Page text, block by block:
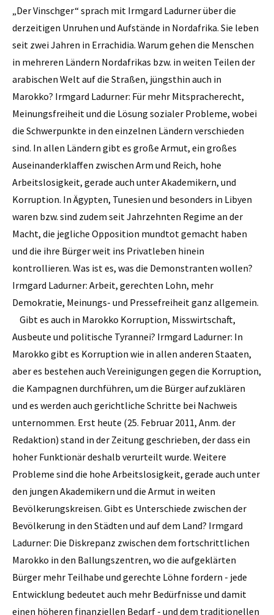
„Der Vinschger“ sprach mit Irmgard Ladurner über die
derzeitigen ­Unruhen und Aufstände in Nordafrika. Sie leben
seit zwei Jahren in ­Errachidia. Warum gehen die Menschen
in mehreren Ländern Nord­afrikas bzw. in weiten Teilen der
arabischen Welt auf die Straßen, jüngsthin auch in
Marokko? Irmgard Ladurner: Für mehr Mitspracherecht,
Meinungsfreiheit und die Lösung sozialer Probleme, wobei
die Schwerpunkte in den einzelnen Ländern verschieden
sind. In allen Ländern gibt es große Armut, ein großes
Auseinanderklaffen zwischen Arm und Reich, hohe
Arbeitslosigkeit, gerade auch unter Akademikern, und
Korruption. In Ägypten, Tunesien und besonders in Libyen
waren bzw. sind zudem seit Jahrzehnten Regime an der
Macht, die jegliche Opposition mundtot gemacht haben
und die ihre Bürger weit ins Privatleben hinein
kontrollieren. Was ist es, was die Demonstranten wollen?
Irmgard Ladurner: Arbeit, gerechten Lohn, mehr
Demokratie, Meinungs- und Pressefreiheit ganz allgemein.
Gibt es auch in Marokko Korruption, Misswirtschaft,
Ausbeute und politische Tyrannei? Irmgard Ladurner: In
Marokko gibt es Korruption wie in allen anderen Staaten,
aber es bestehen auch Vereinigungen gegen die Korruption,
die Kampagnen durchführen, um die Bürger aufzuklären
und es werden auch gerichtliche Schritte bei Nachweis
unternommen. Erst heute (25. Februar 2011, Anm. der
Redaktion) stand in der Zeitung geschrieben, der dass ein
hoher Funktionär deshalb verurteilt wurde. Weitere
Probleme sind die hohe Arbeitslosigkeit, gerade auch unter
den jungen Akademikern und die Armut in weiten
Bevölkerungskreisen. Gibt es Unterschiede zwischen der
Bevölkerung in den Städten und auf dem Land? Irmgard
Ladurner: Die Diskrepanz zwischen dem fortschrittlichen
Marokko in den Ballungszentren, wo die aufgeklärten
Bürger mehr Teilhabe und gerechte ­Löhne fordern - jede
Entwicklung bedeutet auch mehr Bedürfnisse und damit
einen höheren finanziellen Bedarf - und dem traditionellen